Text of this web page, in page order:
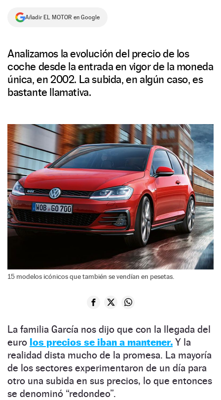
NEWSLETTER
Añadir EL MOTOR en Google
Analizamos la evolución del precio de los
coche desde la entrada en vigor de la moneda
única, en 2002. La subida, en algún caso, es
bastante llamativa.
15 modelos icónicos que también se vendían en pesetas.
La familia García nos dijo que con la llegada del
euro los precios se iban a mantener. Y la
realidad dista mucho de la promesa. La mayoría
de los sectores experimentaron de un día para
otro una subida en sus precios, lo que entonces
se denominó “redondeo”.